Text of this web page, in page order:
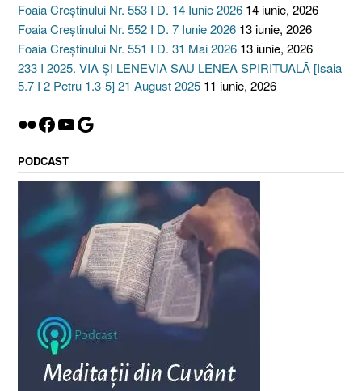
Foaia Creștinului Nr. 553 I D. 14 Iunie 2026 14 iunie, 2026
Foaia Creștinului Nr. 552 I D. 7 Iunie 2026 13 iunie, 2026
Foaia Creștinului Nr. 551 I D. 31 Mai 2026 13 iunie, 2026
233 I 2025. VIA ȘI LENEVIA SAU LENEA SPIRITUALĂ [Isaia
5.7 I 2 Petru 1.3-5] 21 August 2025 11 iunie, 2026
Flickr
Facebook
YouTube
Google
PODCAST